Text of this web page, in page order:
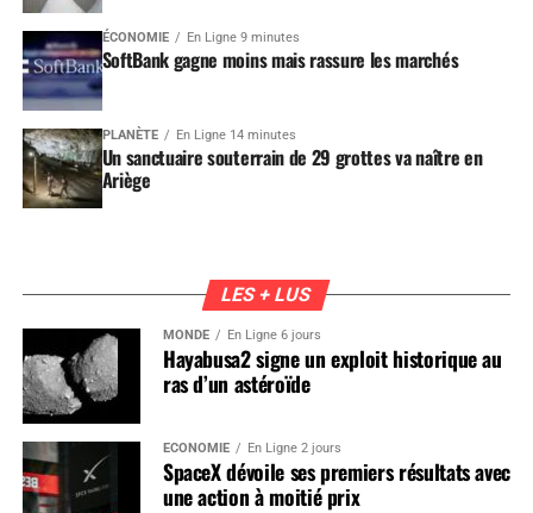
ÉCONOMIE En Ligne 9 minutes
SoftBank gagne moins mais rassure les marchés
PLANÈTE En Ligne 14 minutes
Un sanctuaire souterrain de 29 grottes va naître en
Ariège
LES + LUS
MONDE En Ligne 6 jours
Hayabusa2 signe un exploit historique au
ras d’un astéroïde
ÉCONOMIE En Ligne 2 jours
SpaceX dévoile ses premiers résultats avec
une action à moitié prix